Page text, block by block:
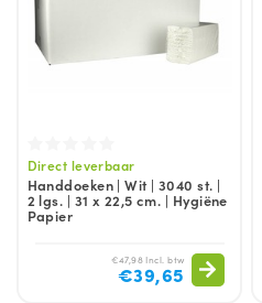
Direct leverbaar
Handdoeken | Wit | 3040 st. |
2 lgs. | 31 x 22,5 cm. | Hygiëne
Papier
€47,98 Incl. btw
€39,65